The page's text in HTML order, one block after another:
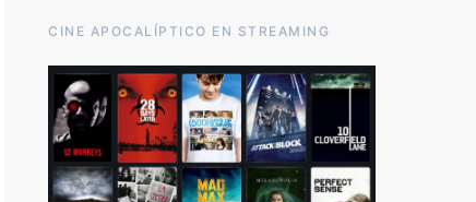
CINE APOCALÍPTICO EN STREAMING